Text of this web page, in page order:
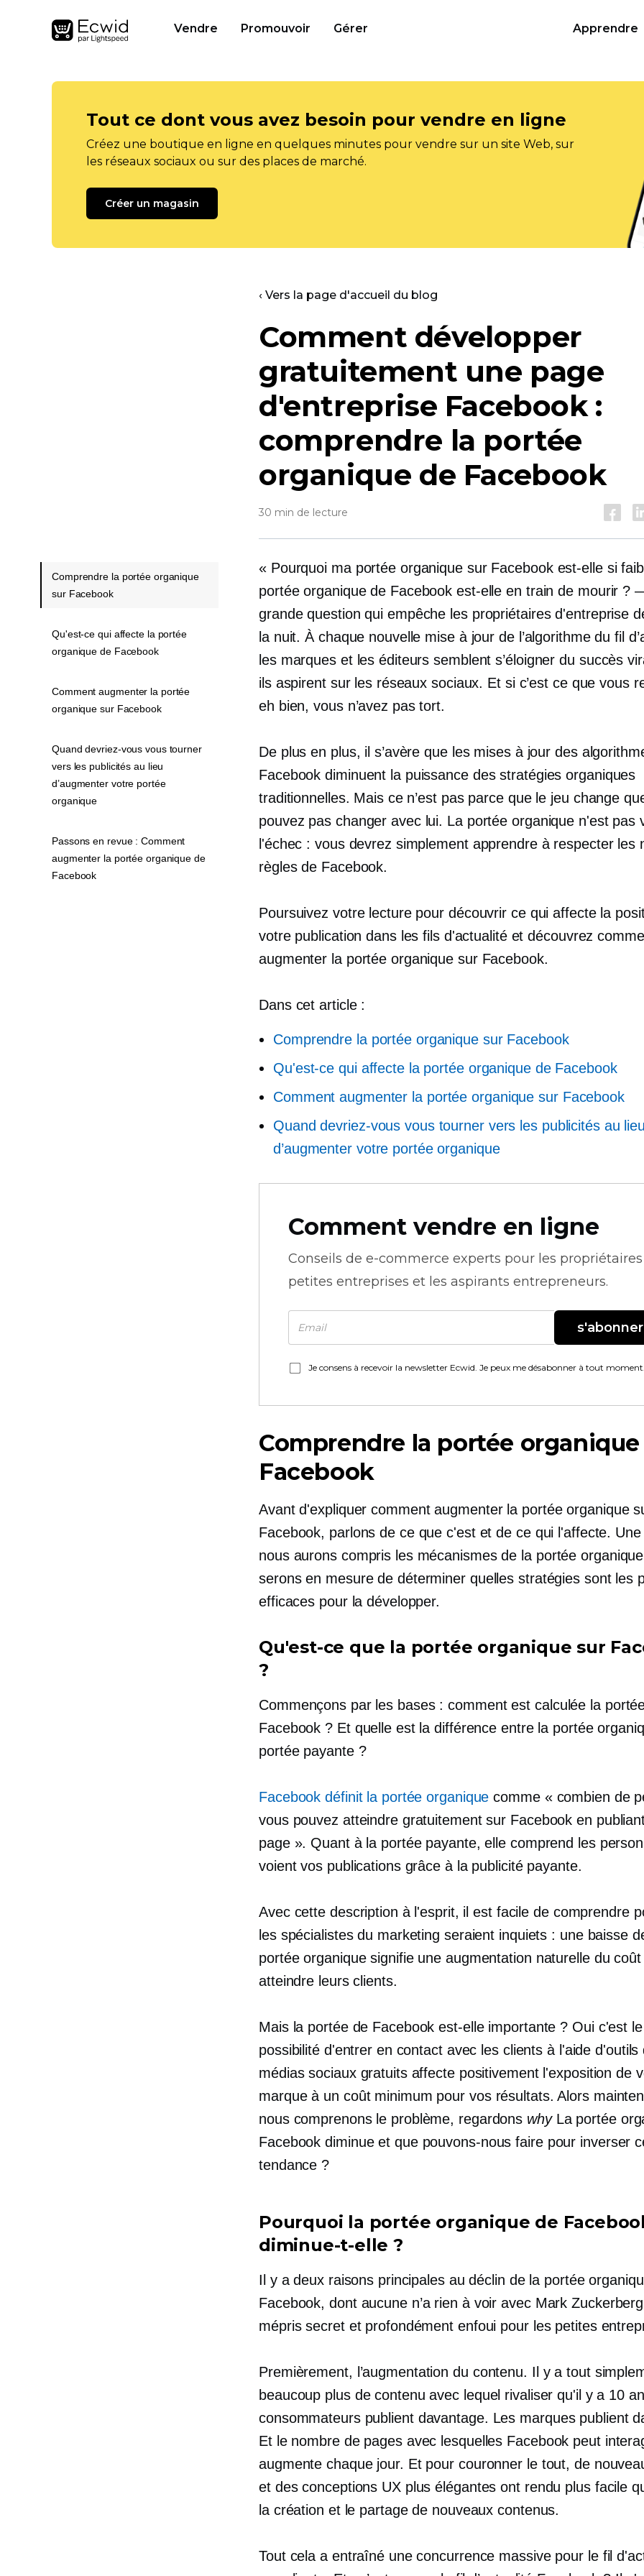
Vendre Promouvoir Gérer Apprendre
Tout ce dont vous avez besoin pour vendre en ligne
Créez une boutique en ligne en quelques minutes pour vendre sur un site Web, sur
les réseaux sociaux ou sur des places de marché.
Créer un magasin
‹ Vers la page d'accueil du blog
Comment développer
gratuitement une page
d'entreprise Facebook :
comprendre la portée
organique de Facebook
30 min de lecture
« Pourquoi ma portée organique sur Facebook est-elle si
portée organique de Facebook est-elle en train de mourir ?
grande question qui empêche les propriétaires d'entreprise
la nuit. À chaque nouvelle mise à jour de l’algorithme du fil
les marques et les éditeurs semblent s’éloigner du succès
ils aspirent sur les réseaux sociaux. Et si c’est ce que vous
eh bien, vous n’avez pas tort.
De plus en plus, il s’avère que les mises à jour des
Facebook diminuent la puissance des stratégies organiques
traditionnelles. Mais ce n’est pas parce que le jeu change
pouvez pas changer avec lui. La portée organique n'est pas
l'échec : vous devrez simplement apprendre à respecter les
règles de Facebook.
Poursuivez votre lecture pour découvrir ce qui affecte la
votre publication dans les fils d'actualité et découvrez
augmenter la portée organique sur Facebook.
Dans cet article :
Comprendre la portée organique sur Facebook
Qu'est-ce qui affecte la portée organique de Facebook
Comment augmenter la portée organique sur Facebook
Quand devriez-vous vous tourner vers les publicités au lieu
d’augmenter votre portée organique
Comment vendre en ligne
Conseils de e-commerce experts pour les
petites entreprises et les aspirants entrepreneurs.
s'abonner
Je consens à recevoir la newsletter Ecwid. Je peux me désabonner à tout moment.
Comprendre la portée organique
Facebook
Avant d'expliquer comment augmenter la portée organique
Facebook, parlons de ce que c'est et de ce qui l'affecte.
nous aurons compris les mécanismes de la portée
serons en mesure de déterminer quelles stratégies sont les
efficaces pour la développer.
Qu'est-ce que la portée organique sur
?
Commençons par les bases : comment est calculée la
Facebook ? Et quelle est la différence entre la portée
portée payante ?
Facebook définit la portée organique comme « combien de
vous pouvez atteindre gratuitement sur Facebook en
page ». Quant à la portée payante, elle comprend les
voient vos publications grâce à la publicité payante.
Avec cette description à l'esprit, il est facile de comprendre
les spécialistes du marketing seraient inquiets : une baisse
portée organique signifie une augmentation naturelle du
atteindre leurs clients.
Mais la portée de Facebook est-elle importante ? Oui c'est
possibilité d'entrer en contact avec les clients à l'aide d'outils
médias sociaux gratuits affecte positivement l'exposition de
marque à un coût minimum pour vos résultats. Alors
nous comprenons le problème, regardons whyLa portée
Facebook diminue et que pouvons-nous faire pour inverser
tendance ?
Pourquoi la portée organique de
diminue-t-elle ?
Il y a deux raisons principales au déclin de la portée
Facebook, dont aucune n’a rien à voir avec Mark
mépris secret et profondément enfoui pour les petites
Premièrement, l’augmentation du contenu. Il y a tout
beaucoup plus de contenu avec lequel rivaliser qu'il y a 10
consommateurs publient davantage. Les marques publient
Et le nombre de pages avec lesquelles Facebook peut
augmente chaque jour. Et pour couronner le tout, de
et des conceptions UX plus élégantes ont rendu plus facile
la création et le partage de nouveaux contenus.
Tout cela a entraîné une concurrence massive pour le fil
Comprendre la portée organique
sur Facebook
Qu'est-ce qui affecte la portée
organique de Facebook
Comment augmenter la portée
organique sur Facebook
Quand devriez-vous vous tourner
vers les publicités au lieu
d’augmenter votre portée
organique
Passons en revue : Comment
augmenter la portée organique de
Facebook